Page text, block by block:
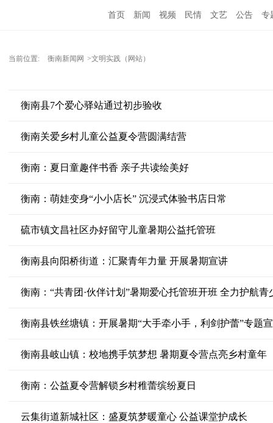
首页 新闻 视频 民情 文艺 公告 专
当前位置: 衡南新闻网 >文明实践（网站）
衡南县7个爱心驿站通过初步验收
衡南关爱乡村儿童公益夏令营圆满结营
衡南：夏日童趣伴书香 亲子共读绘美好
衡南：萌娃变身“小小店长” 沉浸式体验书店日常
硫市镇文昌社区办好留守儿童暑期公益托管班
衡南县向阳桥街道：汇聚青年力量 开展暑期宣讲
衡南：“共青团·伙伴计划”暑期爱心托管班开班 全力护航青
衡南县铁丝塘镇：开展暑期“大手牵小手，利剑护蕾”专题
衡南县岐山镇：校地携手筑梦想 暑期夏令营点亮乡村童年
衡南：公益夏令营解锁乡村稚蕾缤纷夏日
云集街道新城社区：盛夏筑梦暖童心 公益课堂护成长